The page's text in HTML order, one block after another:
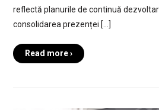
reflectă planurile de continuă
consolidarea prezenței […]
Read more ›